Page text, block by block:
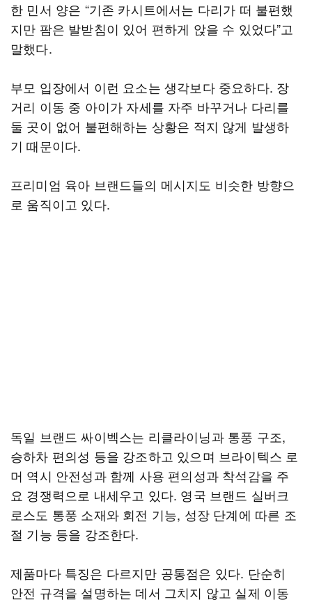
한 민서 양은 “기존 카시트에서는 다리가 떠 불편했
지만 팜은 발받침이 있어 편하게 앉을 수 있었다”고
말했다.
부모 입장에서 이런 요소는 생각보다 중요하다. 장
거리 이동 중 아이가 자세를 자주 바꾸거나 다리를
둘 곳이 없어 불편해하는 상황은 적지 않게 발생하
기 때문이다.
프리미엄 육아 브랜드들의 메시지도 비슷한 방향으
로 움직이고 있다.
독일 브랜드 싸이벡스는 리클라이닝과 통풍 구조,
승하차 편의성 등을 강조하고 있으며 브라이텍스 로
머 역시 안전성과 함께 사용 편의성과 착석감을 주
요 경쟁력으로 내세우고 있다. 영국 브랜드 실버크
로스도 통풍 소재와 회전 기능, 성장 단계에 따른 조
절 기능 등을 강조한다.
제품마다 특징은 다르지만 공통점은 있다. 단순히
안전 규격을 설명하는 데서 그치지 않고 실제 이동